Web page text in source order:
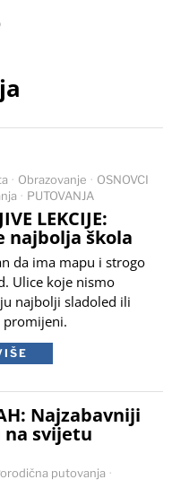
· Obrazovanje · OSNOVCI
· PUTOVANJA
LEKCIJE:
najbolja škola
da ima mapu i strogo
Ulice koje nismo
najbolji sladoled ili
promijeni.
Najzabavniji
svijetu
putovanja ·